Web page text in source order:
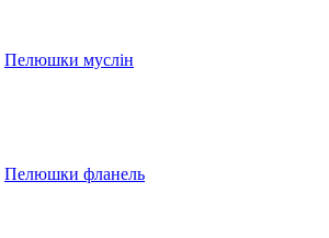
Пелюшки муслін
Пелюшки фланель